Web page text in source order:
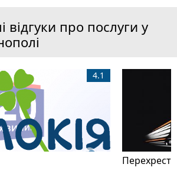
відгуки про послуги у
4.1